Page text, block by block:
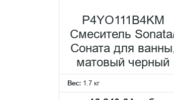
P4YO111B4KM
Смеситель
Соната для
матовый черный
Вес: 1.7 кг